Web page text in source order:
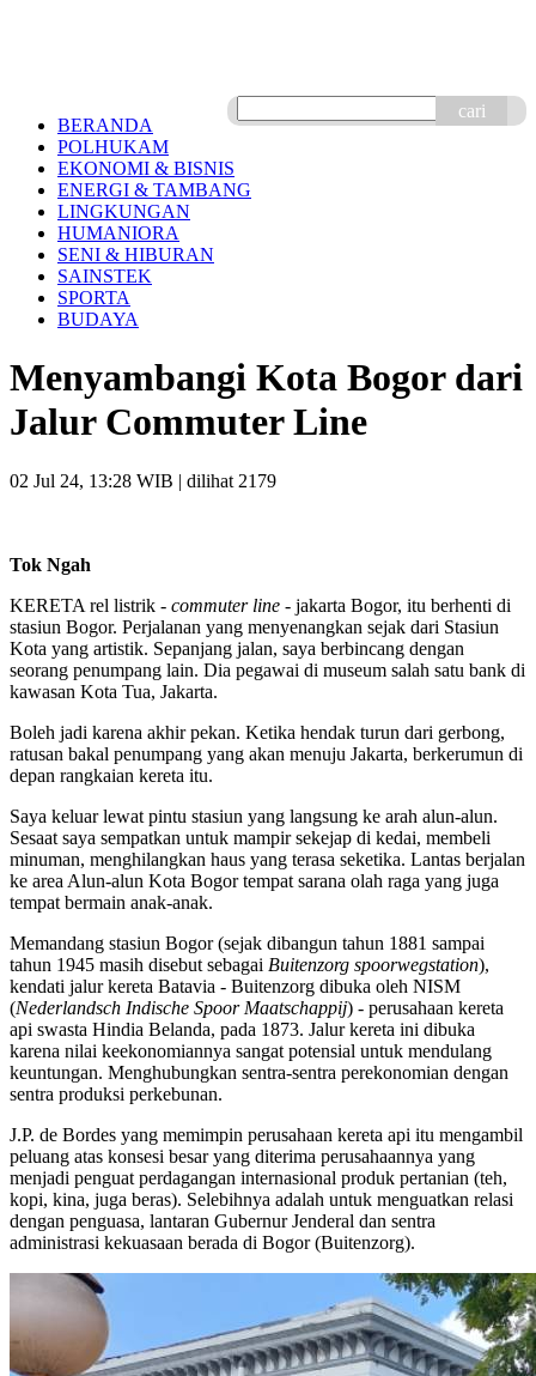
cari
BERANDA
POLHUKAM
EKONOMI & BISNIS
ENERGI & TAMBANG
LINGKUNGAN
HUMANIORA
SENI & HIBURAN
SAINSTEK
SPORTA
BUDAYA
Menyambangi Kota Bogor dari
Jalur Commuter Line
02 Jul 24, 13:28 WIB | dilihat 2179
Tok Ngah
KERETA rel listrik - commuter line - jakarta Bogor, itu berhenti di
stasiun Bogor. Perjalanan yang menyenangkan sejak dari Stasiun
Kota yang artistik. Sepanjang jalan, saya berbincang dengan
seorang penumpang lain. Dia pegawai di museum salah satu bank di
kawasan Kota Tua, Jakarta.
Boleh jadi karena akhir pekan. Ketika hendak turun dari gerbong,
ratusan bakal penumpang yang akan menuju Jakarta, berkerumun di
depan rangkaian kereta itu.
Saya keluar lewat pintu stasiun yang langsung ke arah alun-alun.
Sesaat saya sempatkan untuk mampir sekejap di kedai, membeli
minuman, menghilangkan haus yang terasa seketika. Lantas berjalan
ke area Alun-alun Kota Bogor tempat sarana olah raga yang juga
tempat bermain anak-anak.
Memandang stasiun Bogor (sejak dibangun tahun 1881 sampai
tahun 1945 masih disebut sebagai Buitenzorg spoorwegstation),
kendati jalur kereta Batavia - Buitenzorg dibuka oleh NISM
(Nederlandsch Indische Spoor Maatschappij) - perusahaan kereta
api swasta Hindia Belanda, pada 1873. Jalur kereta ini dibuka
karena nilai keekonomiannya sangat potensial untuk mendulang
keuntungan. Menghubungkan sentra-sentra perekonomian dengan
sentra produksi perkebunan.
J.P. de Bordes yang memimpin perusahaan kereta api itu mengambil
peluang atas konsesi besar yang diterima perusahaannya yang
menjadi penguat perdagangan internasional produk pertanian (teh,
kopi, kina, juga beras). Selebihnya adalah untuk menguatkan relasi
dengan penguasa, lantaran Gubernur Jenderal dan sentra
administrasi kekuasaan berada di Bogor (Buitenzorg).